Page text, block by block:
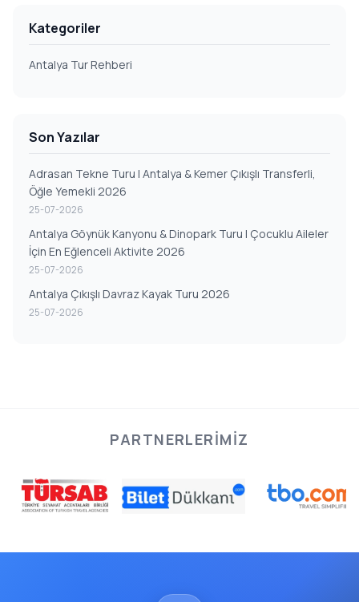
Kategoriler
Antalya Tur Rehberi
Son Yazılar
Adrasan Tekne Turu | Antalya & Kemer Çıkışlı Transferli,
Öğle Yemekli 2026
25-07-2026
Antalya Göynük Kanyonu & Dinopark Turu | Çocuklu Aileler
İçin En Eğlenceli Aktivite 2026
25-07-2026
Antalya Çıkışlı Davraz Kayak Turu 2026
25-07-2026
PARTNERLERIMIZ